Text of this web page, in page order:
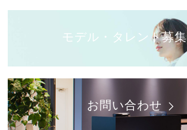
モデル・タレント募集
お問い合わせ